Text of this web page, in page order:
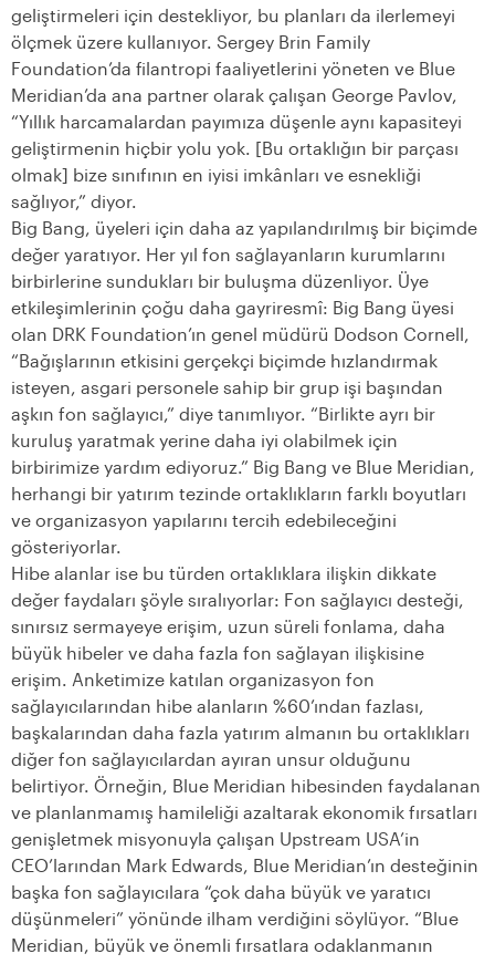
geliştirmeleri için destekliyor, bu planları da ilerlemeyi
ölçmek üzere kullanıyor. Sergey Brin Family
Foundation’da filantropi faaliyetlerini yöneten ve Blue
Meridian’da ana partner olarak çalışan George Pavlov,
“Yıllık harcamalardan payımıza düşenle aynı kapasiteyi
geliştirmenin hiçbir yolu yok. [Bu ortaklığın bir parçası
olmak] bize sınıfının en iyisi imkânları ve esnekliği
sağlıyor,” diyor.
Big Bang, üyeleri için daha az yapılandırılmış bir biçimde
değer yaratıyor. Her yıl fon sağlayanların kurumlarını
birbirlerine sundukları bir buluşma düzenliyor. Üye
etkileşimlerinin çoğu daha gayriresmî: Big Bang üyesi
olan DRK Foundation’ın genel müdürü Dodson Cornell,
“Bağışlarının etkisini gerçekçi biçimde hızlandırmak
isteyen, asgari personele sahip bir grup işi başından
aşkın fon sağlayıcı,” diye tanımlıyor. “Birlikte ayrı bir
kuruluş yaratmak yerine daha iyi olabilmek için
birbirimize yardım ediyoruz.” Big Bang ve Blue Meridian,
herhangi bir yatırım tezinde ortaklıkların farklı boyutları
ve organizasyon yapılarını tercih edebileceğini
gösteriyorlar.
Hibe alanlar ise bu türden ortaklıklara ilişkin dikkate
değer faydaları şöyle sıralıyorlar: Fon sağlayıcı desteği,
sınırsız sermayeye erişim, uzun süreli fonlama, daha
büyük hibeler ve daha fazla fon sağlayan ilişkisine
erişim. Anketimize katılan organizasyon fon
sağlayıcılarından hibe alanların %60’ından fazlası,
başkalarından daha fazla yatırım almanın bu ortaklıkları
diğer fon sağlayıcılardan ayıran unsur olduğunu
belirtiyor. Örneğin, Blue Meridian hibesinden faydalanan
ve planlanmamış hamileliği azaltarak ekonomik fırsatları
genişletmek misyonuyla çalışan Upstream USA’in
CEO’larından Mark Edwards, Blue Meridian’ın desteğinin
başka fon sağlayıcılara “çok daha büyük ve yaratıcı
düşünmeleri” yönünde ilham verdiğini söylüyor. “Blue
Meridian, büyük ve önemli fırsatlara odaklanmanın